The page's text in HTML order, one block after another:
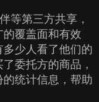
等第三方共享，
覆盖面和有效
少人看了他们的
委托方的商品，
统计信息，帮助